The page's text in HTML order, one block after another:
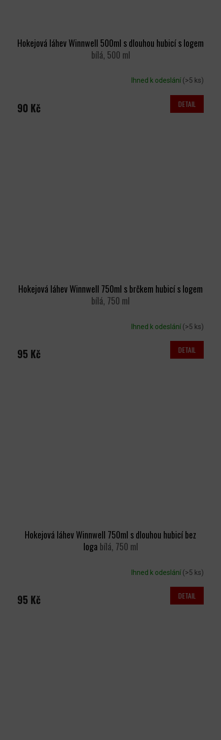
Hokejová láhev Winnwell 500ml s dlouhou hubicí s logem
bílá, 500 ml
Ihned k odeslání (>5 ks)
90 Kč DETAIL
Hokejová láhev Winnwell 750ml s brčkem hubicí s logem
bílá, 750 ml
Ihned k odeslání (>5 ks)
95 Kč DETAIL
Hokejová láhev Winnwell 750ml s dlouhou hubicí bez
loga bílá, 750 ml
Ihned k odeslání (>5 ks)
95 Kč DETAIL